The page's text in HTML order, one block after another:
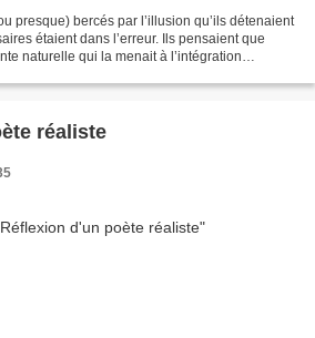
presque) bercés par l’illusion qu’ils détenaient
étaient dans l’erreur. Ils pensaient que
naturelle qui la menait à l’intégration
réaliste